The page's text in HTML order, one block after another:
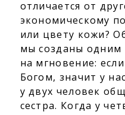
отличается от
экономическому
или цвету кожи?
мы созданы одним
на мгновение:
Богом, значит у
у двух человек
сестра. Когда у